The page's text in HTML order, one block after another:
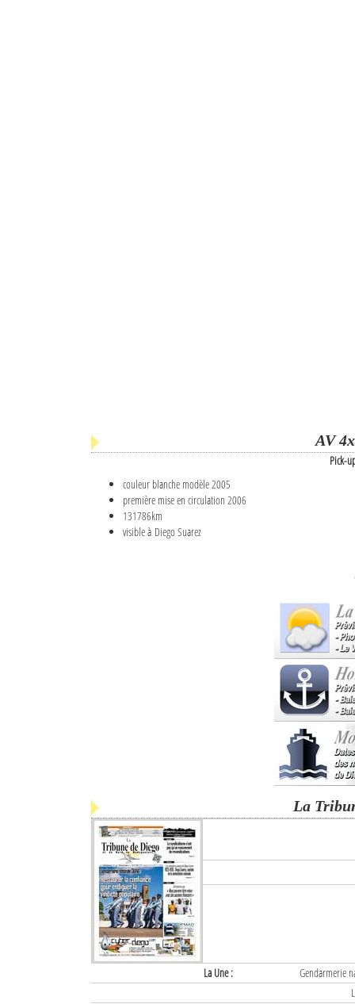
AV
Pick-
couleur blanche modèle 2005
première mise en circulation 2006
131786km
visible à Diego Suarez
La
La Une :
Gendarmerie